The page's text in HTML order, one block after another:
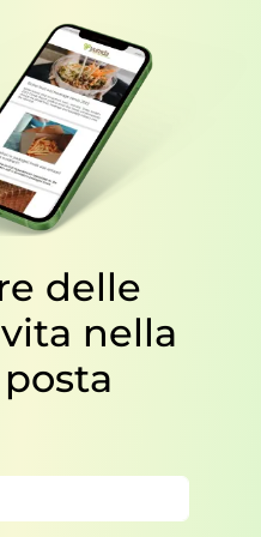
delle
nella